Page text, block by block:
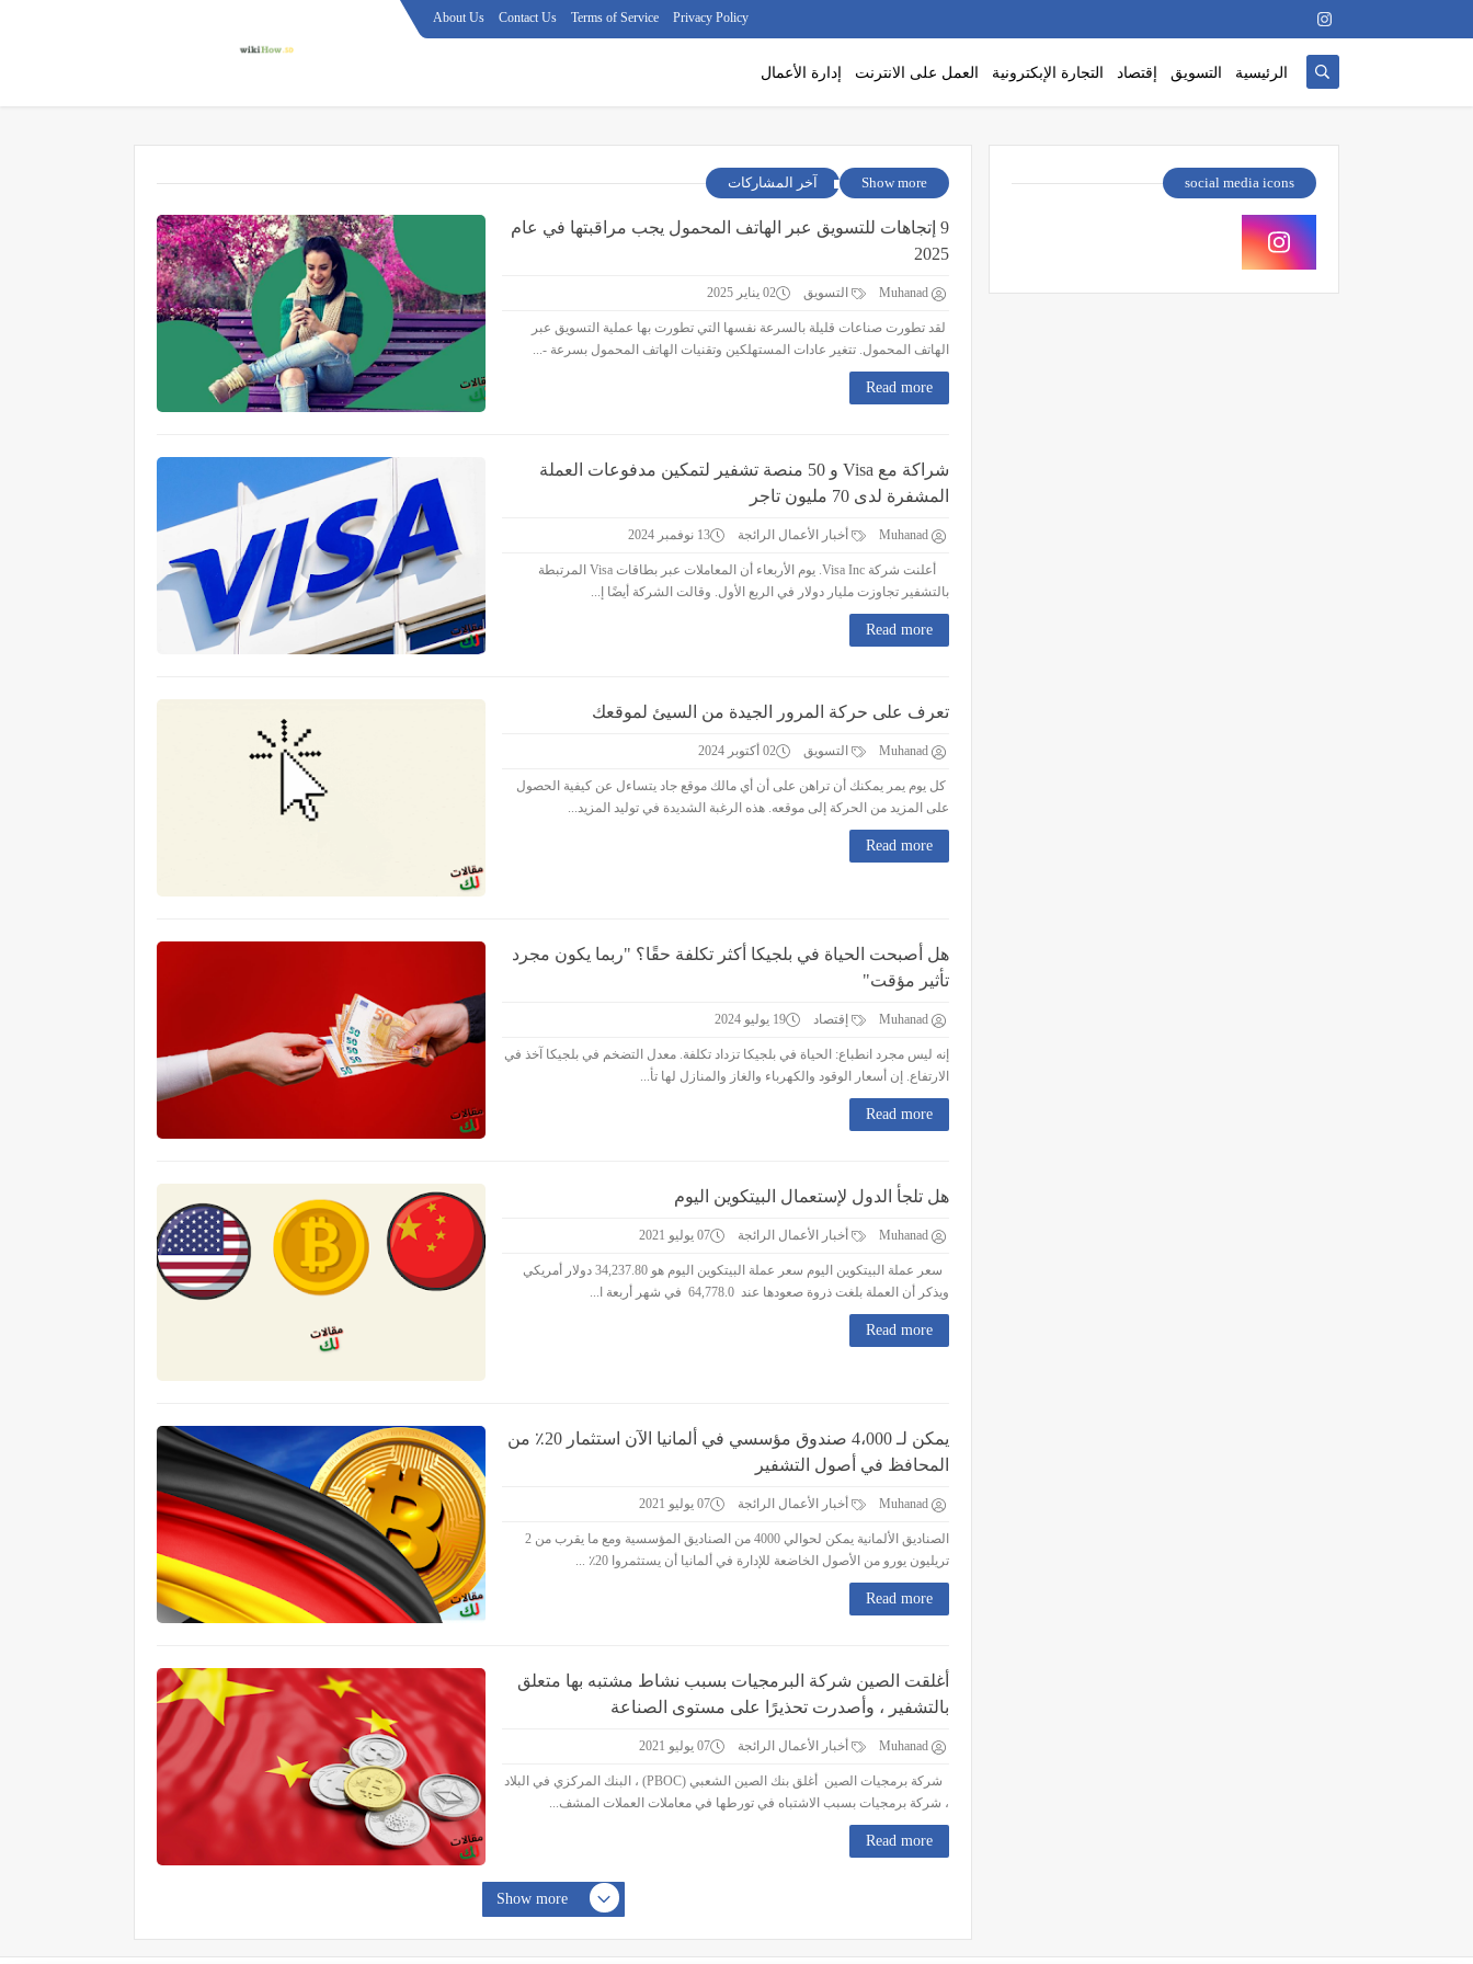
Privacy Policy
Terms of Service
Contact Us
About Us
الرئيسية التسويق إقتصاد التجارة الإبكترونية العمل على الانترنت إدارة الأعمال
آخر المشاركات Show more
9 إتجاهات للتسويق عبر الهاتف المحمول يجب مراقبتها في عام
2025
Muhanad التسويق 02 يناير 2025
لقد تطورت صناعات قليلة بالسرعة نفسها التي تطورت بها عملية التسويق عبر
الهاتف المحمول. تتغير عادات المستهلكين وتقنيات الهاتف المحمول بسرعة -...
Read more
شراكة مع Visa و 50 منصة تشفير لتمكين مدفوعات العملة
المشفرة لدى 70 مليون تاجر
Muhanad أخبار الأعمال الرائجة 13 نوفمبر 2024
أعلنت شركة Visa Inc. يوم الأربعاء أن المعاملات عبر بطاقات Visa المرتبطة
بالتشفير تجاوزت مليار دولار في الربع الأول. وقالت الشركة أيضًا إ...
Read more
تعرف على حركة المرور الجيدة من السيئ لموقعك
Muhanad التسويق 02 أكتوبر 2024
كل يوم يمر يمكنك أن تراهن على أن أي مالك موقع جاد يتساءل عن كيفية الحصول
على المزيد من الحركة إلى موقعه. هذه الرغبة الشديدة في توليد المزيد...
Read more
هل أصبحت الحياة في بلجيكا أكثر تكلفة حقًا؟ "ربما يكون مجرد
تأثير مؤقت"
Muhanad إقتصاد 19 يوليو 2024
إنه ليس مجرد انطباع: الحياة في بلجيكا تزداد تكلفة. معدل التضخم في بلجيكا آخذ في
الارتفاع. إن أسعار الوقود والكهرباء والغاز والمنازل لها تأ...
Read more
هل تلجأ الدول لإستعمال البيتكوين اليوم
Muhanad أخبار الأعمال الرائجة 07 يوليو 2021
سعر عملة البيتكوين اليوم سعر عملة البيتكوين اليوم هو 34,237.80 دولار أمريكي
ويذكر أن العملة بلغت ذروة صعودها عند 64,778.0 في شهر أربعة ا...
Read more
يمكن لـ 4،000 صندوق مؤسسي في ألمانيا الآن استثمار 20٪ من
المحافظ في أصول التشفير
Muhanad أخبار الأعمال الرائجة 07 يوليو 2021
الصناديق الألمانية يمكن لحوالي 4000 من الصناديق المؤسسية ومع ما يقرب من 2
تريليون يورو من الأصول الخاضعة للإدارة في ألمانيا أن يستثمروا 20٪ ...
Read more
أغلقت الصين شركة البرمجيات بسبب نشاط مشتبه بها متعلق
بالتشفير ، وأصدرت تحذيرًا على مستوى الصناعة
Muhanad أخبار الأعمال الرائجة 07 يوليو 2021
شركة برمجيات الصين أغلق بنك الصين الشعبي (PBOC) ، البنك المركزي في البلاد
، شركة برمجيات بسبب الاشتباه في تورطها في معاملات العملات المشف...
Read more
Show more
social media icons